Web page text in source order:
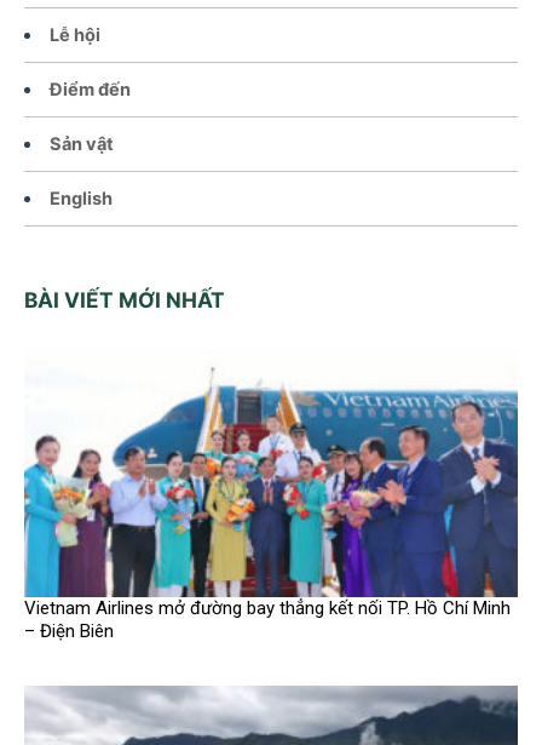
Lễ hội
Điểm đến
Sản vật
English
BÀI VIẾT MỚI NHẤT
Vietnam Airlines mở đường bay thẳng kết nối TP. Hồ Chí Minh
– Điện Biên